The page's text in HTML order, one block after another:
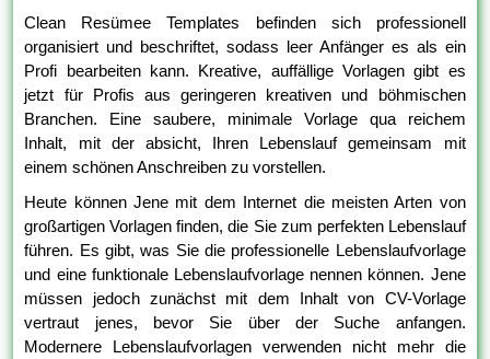
Clean Resümee Templates befinden sich professionell
organisiert und beschriftet, sodass leer Anfänger es als ein
Profi bearbeiten kann. Kreative, auffällige Vorlagen gibt es
jetzt für Profis aus geringeren kreativen und böhmischen
Branchen. Eine saubere, minimale Vorlage qua reichem
Inhalt, mit der absicht, Ihren Lebenslauf gemeinsam mit
einem schönen Anschreiben zu vorstellen.
Heute können Jene mit dem Internet die meisten Arten von
großartigen Vorlagen finden, die Sie zum perfekten Lebenslauf
führen. Es gibt, was Sie die professionelle Lebenslaufvorlage
und eine funktionale Lebenslaufvorlage nennen können. Jene
müssen jedoch zunächst mit dem Inhalt von CV-Vorlage
vertraut jenes, bevor Sie über der Suche anfangen.
Modernere Lebenslaufvorlagen verwenden nicht mehr die